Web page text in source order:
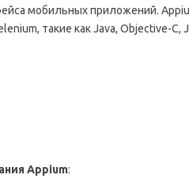
мобильных приложений.
такие как Java, Objective-C,
Appium: